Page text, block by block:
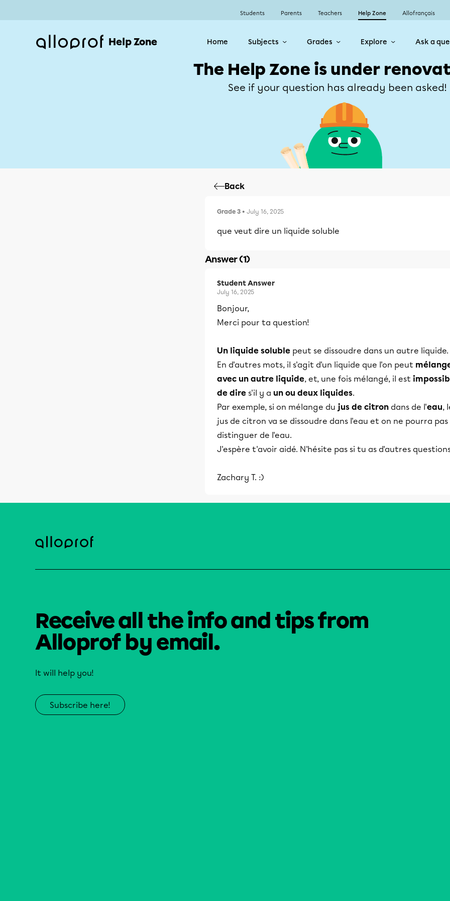
Students Parents Teachers Help Zone Allofrançais
Help Zone Home Subjects Grades Explore Ask a
The Help Zone is under
See if your question has already been asked!
Back
Grade 3 • July 16, 2025
que veut dire un liquide soluble
Answer (1)
Student Answer
July 16, 2025
Bonjour,
Merci pour ta question!
Un liquide soluble peut se dissoudre dans un autre liquide.
En d'autres mots, il s'agit d'un liquide que l'on peut
avec un autre liquide, et, une fois mélangé, il est
de dire s'il y a un ou deux liquides.
Par exemple, si on mélange du jus de citron dans de l'eau,
jus de citron va se dissoudre dans l'eau et on ne pourra pas
distinguer de l'eau.
J'espère t'avoir aidé. N'hésite pas si tu as d'autres
Zachary T. :)
Receive all the info and tips from
Alloprof by email.
It will help you!
Subscribe here!